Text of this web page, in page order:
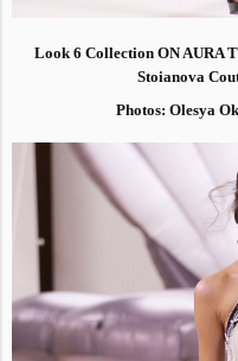
Look 6 Collection ON AURA
Stoianova
Photos: Olesya